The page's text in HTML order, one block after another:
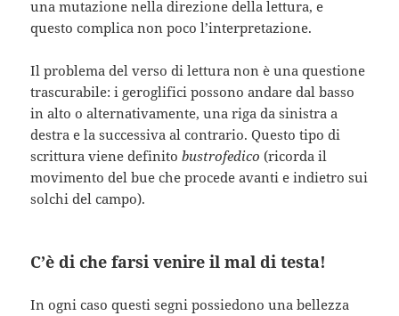
una mutazione nella direzione della lettura, e
questo complica non poco l’interpretazione.
Il problema del verso di lettura non è una questione
trascurabile: i geroglifici possono andare dal basso
in alto o alternativamente, una riga da sinistra a
destra e la successiva al contrario. Questo tipo di
scrittura viene definitobustrofedico (ricorda il
movimento del bue che procede avanti e indietro sui
solchi del campo).
C’è di che farsi venire il mal di testa!
In ogni caso questi segni possiedono una bellezza